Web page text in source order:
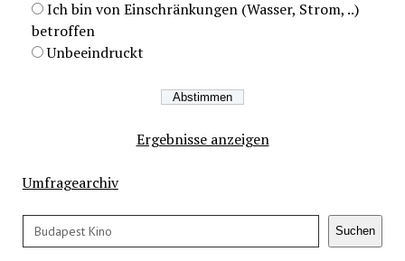
Ich bin von Einschränkungen (Wasser, Strom, ..)
betroffen
Unbeeindruckt
Ergebnisse anzeigen
Umfragearchiv
Suchen Suchen